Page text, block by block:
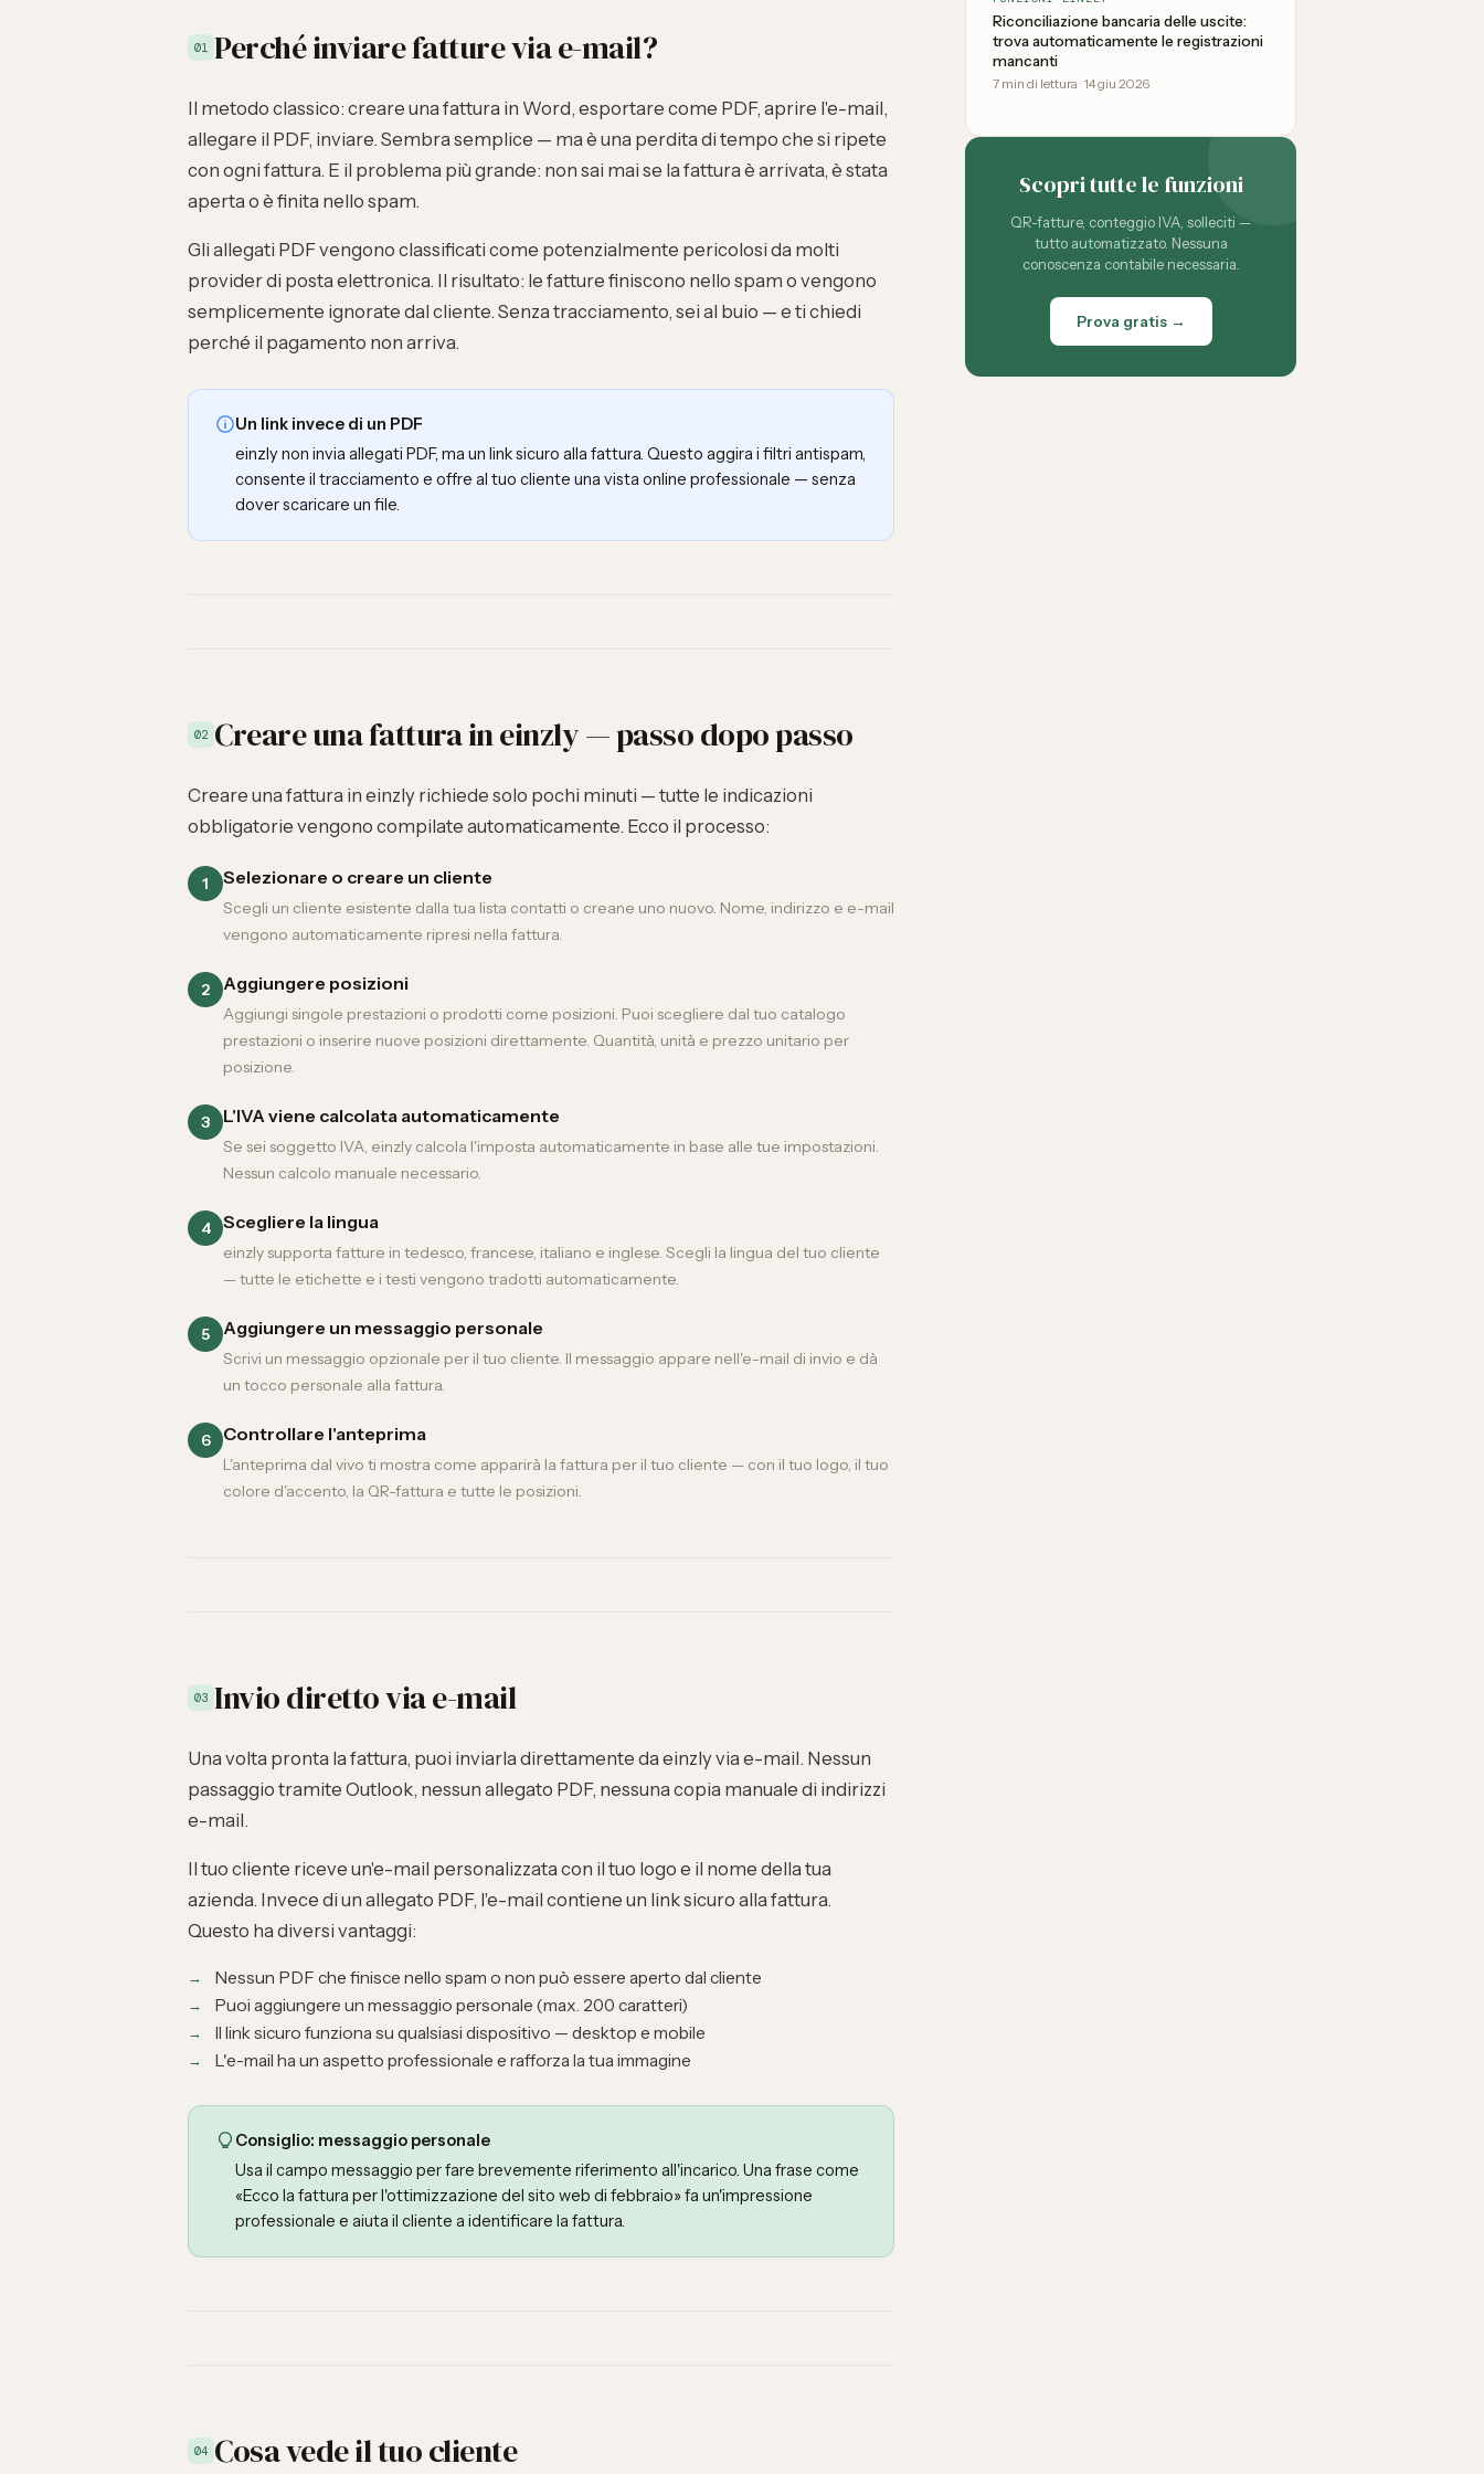
01 Perché inviare fatture via e-mail?
Il metodo classico: creare una fattura in Word, esportare come PDF, aprire l'e-mail,
allegare il PDF, inviare. Sembra semplice — ma è una perdita di tempo che si ripete
con ogni fattura. E il problema più grande: non sai mai se la fattura è arrivata, è stata
aperta o è finita nello spam.
Gli allegati PDF vengono classificati come potenzialmente pericolosi da molti
provider di posta elettronica. Il risultato: le fatture finiscono nello spam o vengono
semplicemente ignorate dal cliente. Senza tracciamento, sei al buio — e ti chiedi
perché il pagamento non arriva.
Un link invece di un PDF
einzly non invia allegati PDF, ma un link sicuro alla fattura. Questo aggira i filtri antispam,
consente il tracciamento e offre al tuo cliente una vista online professionale — senza
dover scaricare un file.
02 Creare una fattura in einzly — passo dopo passo
Creare una fattura in einzly richiede solo pochi minuti — tutte le indicazioni
obbligatorie vengono compilate automaticamente. Ecco il processo:
1 Selezionare o creare un cliente
Scegli un cliente esistente dalla tua lista contatti o creane uno nuovo. Nome, indirizzo e e-mail
vengono automaticamente ripresi nella fattura.
2 Aggiungere posizioni
Aggiungi singole prestazioni o prodotti come posizioni. Puoi scegliere dal tuo catalogo
prestazioni o inserire nuove posizioni direttamente. Quantità, unità e prezzo unitario per
posizione.
3 L'IVA viene calcolata automaticamente
Se sei soggetto IVA, einzly calcola l'imposta automaticamente in base alle tue impostazioni.
Nessun calcolo manuale necessario.
4 Scegliere la lingua
einzly supporta fatture in tedesco, francese, italiano e inglese. Scegli la lingua del tuo cliente
— tutte le etichette e i testi vengono tradotti automaticamente.
5 Aggiungere un messaggio personale
Scrivi un messaggio opzionale per il tuo cliente. Il messaggio appare nell'e-mail di invio e dà
un tocco personale alla fattura.
6 Controllare l'anteprima
L'anteprima dal vivo ti mostra come apparirà la fattura per il tuo cliente — con il tuo logo, il tuo
colore d'accento, la QR-fattura e tutte le posizioni.
03 Invio diretto via e-mail
Una volta pronta la fattura, puoi inviarla direttamente da einzly via e-mail. Nessun
passaggio tramite Outlook, nessun allegato PDF, nessuna copia manuale di indirizzi
e-mail.
Il tuo cliente riceve un'e-mail personalizzata con il tuo logo e il nome della tua
azienda. Invece di un allegato PDF, l'e-mail contiene un link sicuro alla fattura.
Questo ha diversi vantaggi:
Nessun PDF che finisce nello spam o non può essere aperto dal cliente
Puoi aggiungere un messaggio personale (max. 200 caratteri)
Il link sicuro funziona su qualsiasi dispositivo — desktop e mobile
L'e-mail ha un aspetto professionale e rafforza la tua immagine
Consiglio: messaggio personale
Usa il campo messaggio per fare brevemente riferimento all'incarico. Una frase come
«Ecco la fattura per l'ottimizzazione del sito web di febbraio» fa un'impressione
professionale e aiuta il cliente a identificare la fattura.
04 Cosa vede il tuo cliente
Riconciliazione bancaria delle uscite:
trova automaticamente le registrazioni
mancanti
7 min di lettura · 14 giu 2026
Scopri tutte le funzioni
QR-fatture, conteggio IVA, solleciti —
tutto automatizzato. Nessuna
conoscenza contabile necessaria.
Prova gratis →